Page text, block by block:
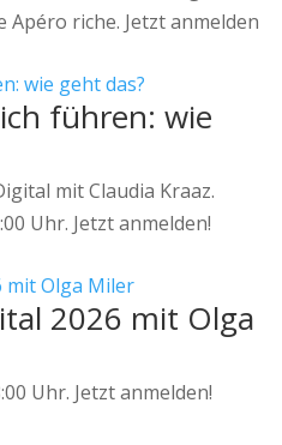
riche. Jetzt anmelden
führen: wie
mit Claudia Kraaz.
Uhr. Jetzt anmelden!
2026 mit Olga
Uhr. Jetzt anmelden!